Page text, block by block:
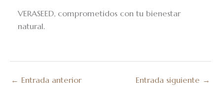
VERASEED, comprometidos con tu bienestar
natural.
← Entrada anterior Entrada siguiente →